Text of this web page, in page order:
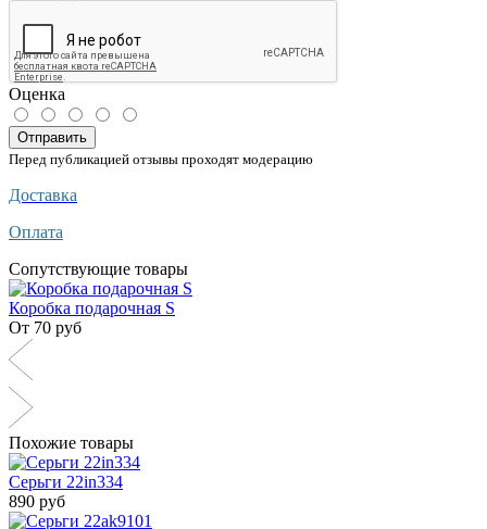
Оценка
Отправить
Перед публикацией отзывы проходят модерацию
Доставка
Оплата
Сопутствующие товары
Коробка подарочная S
От 70 руб
Похожие товары
Серьги 22in334
890 руб